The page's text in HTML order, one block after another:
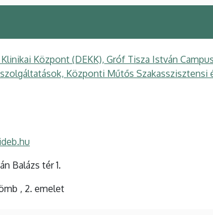
Központ (DEKK), Gróf Tisza István
Központi Műtős Szakasszisztensi
Balázs tér 1.
, 2. emelet